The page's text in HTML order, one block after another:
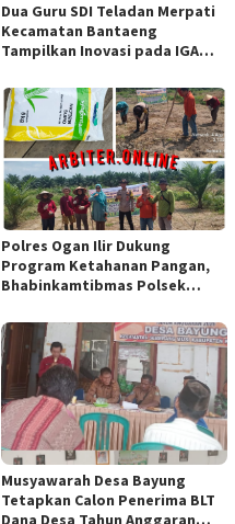
Dua Guru SDI Teladan Merpati
Kecamatan Bantaeng
Tampilkan Inovasi pada IGA
Sulawesi
Polres Ogan Ilir Dukung
Program Ketahanan Pangan,
Bhabinkamtibmas Polsek
Jagung Pipil di Desa Sungai
Rambutan
Musyawarah Desa Bayung
Tetapkan Calon Penerima BLT
Dana Desa Tahun Anggaran